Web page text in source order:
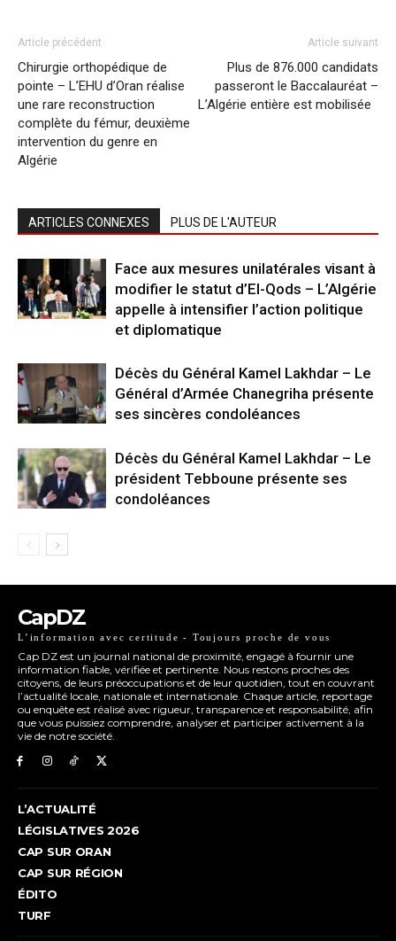
Article précédent
Chirurgie orthopédique de
pointe – L’EHU d’Oran réalise
une rare reconstruction
complète du fémur, deuxième
intervention du genre en
Algérie
Article suivant
Plus de 876.000 candidats
passeront le Baccalauréat –
L’Algérie entière est mobilisée
ARTICLES CONNEXES PLUS DE L'AUTEUR
Face aux mesures unilatérales visant à
modifier le statut d’El-Qods – L’Algérie
appelle à intensifier l’action politique
et diplomatique
Décès du Général Kamel Lakhdar – Le
Général d’Armée Chanegriha présente
ses sincères condoléances
Décès du Général Kamel Lakhdar – Le
président Tebboune présente ses
condoléances
CapDZ
L’information avec certitude - Toujours proche de vous
Cap DZ est un journal national de proximité, engagé à fournir une
information fiable, vérifiée et pertinente. Nous restons proches des
citoyens, de leurs préoccupations et de leur quotidien, tout en couvrant
l’actualité locale, nationale et internationale. Chaque article, reportage
ou enquête est réalisé avec rigueur, transparence et responsabilité, afin
que vous puissiez comprendre, analyser et participer activement à la
vie de notre société.
L’ACTUALITÉ
LÉGISLATIVES 2026
CAP SUR ORAN
CAP SUR RÉGION
ÉDITO
TURF